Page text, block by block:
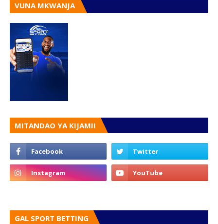
VUNA MKWANJA
MITANDAO YA KIJAMII
GAL SPORT BETTING